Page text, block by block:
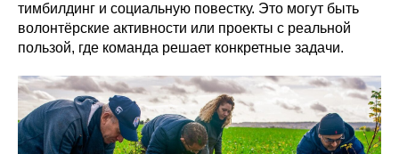
тимбилдинг и социальную повестку. Это могут быть
волонтёрские активности или проекты с реальной
пользой, где команда решает конкретные задачи.